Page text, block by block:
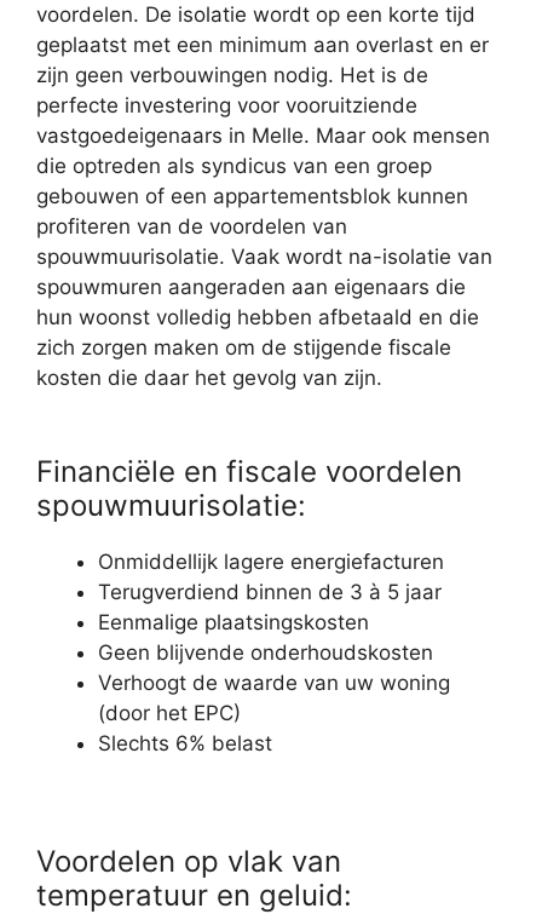
voordelen. De isolatie wordt op een korte tijd
geplaatst met een minimum aan overlast en er
zijn geen verbouwingen nodig. Het is de
perfecte investering voor vooruitziende
vastgoedeigenaars in Melle. Maar ook mensen
die optreden als syndicus van een groep
gebouwen of een appartementsblok kunnen
profiteren van de voordelen van
spouwmuurisolatie. Vaak wordt na-isolatie van
spouwmuren aangeraden aan eigenaars die
hun woonst volledig hebben afbetaald en die
zich zorgen maken om de stijgende fiscale
kosten die daar het gevolg van zijn.
Financiële en fiscale voordelen
spouwmuurisolatie:
Onmiddellijk lagere energiefacturen
Terugverdiend binnen de 3 à 5 jaar
Eenmalige plaatsingskosten
Geen blijvende onderhoudskosten
Verhoogt de waarde van uw woning
(door het EPC)
Slechts 6% belast
Voordelen op vlak van
temperatuur en geluid: